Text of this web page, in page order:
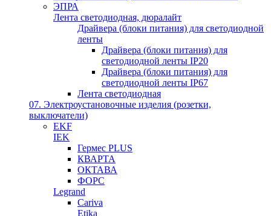
ЭПРА
Лента светодиодная, дюралайт
Драйвера (блоки питания) для светодиодной
ленты
Драйвера (блоки питания) для
светодиодной ленты IP20
Драйвера (блоки питания) для
светодиодной ленты IP67
Лента светодиодная
07. Электроустановочные изделия (розетки,
выключатели)
EKF
IEK
Гермес PLUS
КВАРТА
ОКТАВА
ФОРС
Legrand
Cariva
Etika